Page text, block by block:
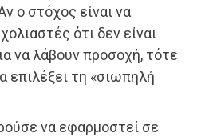
ο στόχος είναι να
ότι δεν είναι
να λάβουν προσοχή, τότε
επιλέξει τη «σιωπηλή
να εφαρμοστεί σε